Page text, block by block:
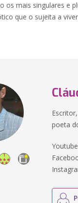
os mais singulares e
que o sujeita a
poeta